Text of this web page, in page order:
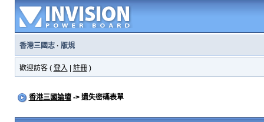
香港三國志· 版規
歡迎訪客 ( 登入 註冊)
香港三國論壇-> 遺失密碼表單